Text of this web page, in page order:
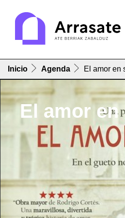
Inicio Agenda El amor en
El amor